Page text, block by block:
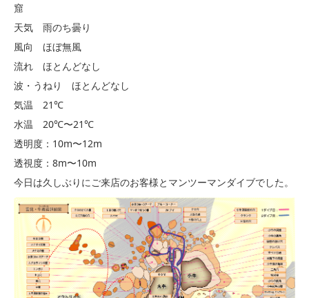
窟
天気 雨のち曇り
風向 ほぼ無風
流れ ほとんどなし
波・うねり ほとんどなし
気温 21℃
水温 20℃〜21℃
透明度：10m〜12m
透視度：8m〜10m
今日は久しぶりにご来店のお客様とマンツーマンダイブでした。